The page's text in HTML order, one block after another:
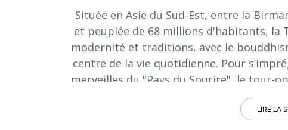
Située en Asie du Sud-Est, entre la
et peuplée de 68 millions d'habitants, la
modernité et traditions, avec le
centre de la vie quotidienne. Pour
merveilles du "Pays du Sourire", le tour-
14 jours, "Sous le soleil de la
nous emmène de la région du Nord,LIRE LA